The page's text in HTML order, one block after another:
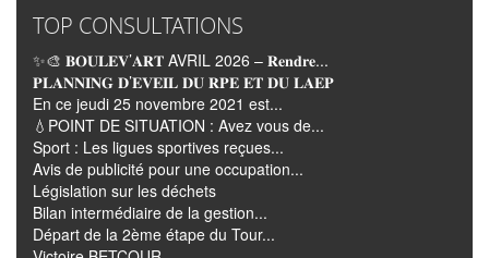
TOP CONSULTATIONS
✨🎨 𝐁𝐎𝐔𝐋𝐄𝐕’𝐀𝐑𝐓 AVRIL 2026 – 𝐑𝐞𝐧𝐝𝐫𝐞...
𝐏𝐋𝐀𝐍𝐍𝐈𝐍𝐆 𝐃’𝐄𝐕𝐄𝐈𝐋 𝐃𝐔 𝐑𝐏𝐄 𝐄𝐓 𝐃𝐔 𝐋𝐀𝐄𝐏
En ce jeudi 25 novembre 2021 est...
💧POINT DE SITUATION : Avez vous de...
Sport : Les ligues sportives reçues...
Avis de publicité pour une occupation...
Législation sur les déchets
Bilan intermédiaire de la gestion...
Départ de la 2ème étape du Tour...